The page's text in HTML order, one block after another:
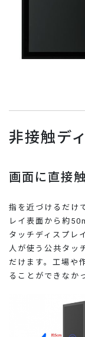
非接触デ
画面に直接
指を近づけるだけ
レイ表面から約
タッチディスプレ
人が使う公共タッ
だけます。工場や
ることができなか